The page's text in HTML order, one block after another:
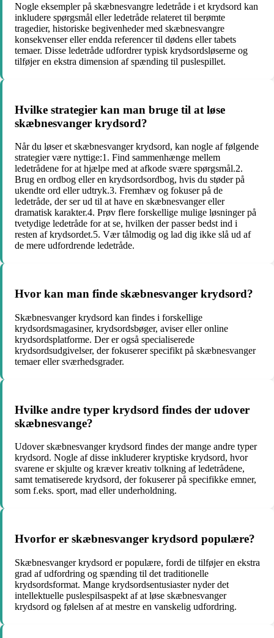
Nogle eksempler på skæbnesvangre ledetråde i et krydsord kan
inkludere spørgsmål eller ledetråde relateret til berømte
tragedier, historiske begivenheder med skæbnesvangre
konsekvenser eller endda referencer til dødens eller tabets
temaer. Disse ledetråde udfordrer typisk krydsordsløserne og
tilføjer en ekstra dimension af spænding til puslespillet.
Hvilke strategier kan man bruge til at løse
skæbnesvanger krydsord?
Når du løser et skæbnesvanger krydsord, kan nogle af følgende
strategier være nyttige:1. Find sammenhænge mellem
ledetrådene for at hjælpe med at afkode svære spørgsmål.2.
Brug en ordbog eller en krydsordsordbog, hvis du støder på
ukendte ord eller udtryk.3. Fremhæv og fokuser på de
ledetråde, der ser ud til at have en skæbnesvanger eller
dramatisk karakter.4. Prøv flere forskellige mulige løsninger på
tvetydige ledetråde for at se, hvilken der passer bedst ind i
resten af krydsordet.5. Vær tålmodig og lad dig ikke slå ud af
de mere udfordrende ledetråde.
Hvor kan man finde skæbnesvanger krydsord?
Skæbnesvanger krydsord kan findes i forskellige
krydsordsmagasiner, krydsordsbøger, aviser eller online
krydsordsplatforme. Der er også specialiserede
krydsordsudgivelser, der fokuserer specifikt på skæbnesvanger
temaer eller sværhedsgrader.
Hvilke andre typer krydsord findes der udover
skæbnesvange?
Udover skæbnesvanger krydsord findes der mange andre typer
krydsord. Nogle af disse inkluderer kryptiske krydsord, hvor
svarene er skjulte og kræver kreativ tolkning af ledetrådene,
samt tematiserede krydsord, der fokuserer på specifikke emner,
som f.eks. sport, mad eller underholdning.
Hvorfor er skæbnesvanger krydsord populære?
Skæbnesvanger krydsord er populære, fordi de tilføjer en ekstra
grad af udfordring og spænding til det traditionelle
krydsordsformat. Mange krydsordsentusiaster nyder det
intellektuelle puslespilsaspekt af at løse skæbnesvanger
krydsord og følelsen af at mestre en vanskelig udfordring.